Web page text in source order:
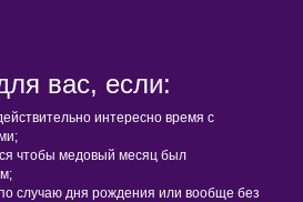
вас, если:
интересно время с
чтобы медовый месяц был
случаю дня рождения или вообще без